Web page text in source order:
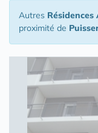
Autres
proximité de